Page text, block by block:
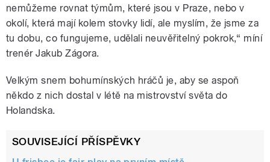
nemůžeme rovnat týmům, které jsou v Praze, nebo v
okolí, která mají kolem stovky lidí, ale myslím, že jsme za
tu dobu, co fungujeme, udělali neuvěřitelný pokrok,“ míní
trenér Jakub Zágora.
Velkým snem bohumínských hráčů je, aby se aspoň
někdo z nich dostal v létě na mistrovství světa do
Holandska.
SOUVISEJÍCÍ PŘÍSPĚVKY